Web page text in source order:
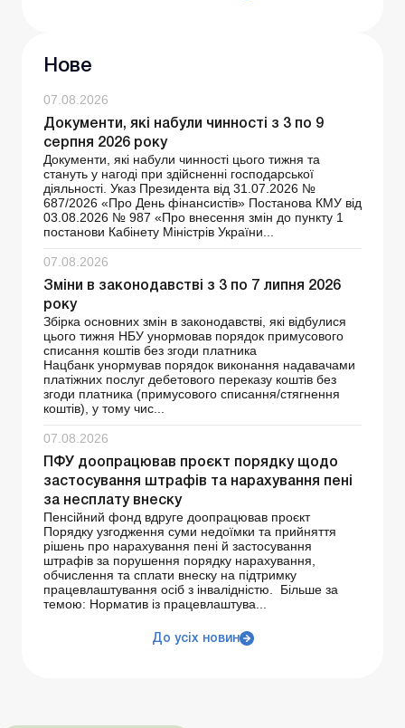
Нове
07.08.2026
Документи, які набули чинності з 3 по 9
серпня 2026 року
Документи, які набули чинності цього тижня та
стануть у нагоді при здійсненні господарської
діяльності. Указ Президента від 31.07.2026 №
687/2026 «Про День фінансистів» Постанова КМУ від
03.08.2026 № 987 «Про внесення змін до пункту 1
постанови Кабінету Міністрів України...
07.08.2026
Зміни в законодавстві з 3 по 7 липня 2026
року
Збірка основних змін в законодавстві, які відбулися
цього тижня НБУ унормовав порядок примусового
списання коштів без згоди платника
Нацбанк унормував порядок виконання надавачами
платіжних послуг дебетового переказу коштів без
згоди платника (примусового списання/стягнення
коштів), у тому чис...
07.08.2026
ПФУ доопрацював проєкт порядку щодо
застосування штрафів та нарахування пені
за несплату внеску
Пенсійний фонд вдруге доопрацював проєкт
Порядку узгодження суми недоїмки та прийняття
рішень про нарахування пені й застосування
штрафів за порушення порядку нарахування,
обчислення та сплати внеску на підтримку
працевлаштування осіб з інвалідністю. Більше за
темою: Норматив із працевлаштува...
До усіх новин